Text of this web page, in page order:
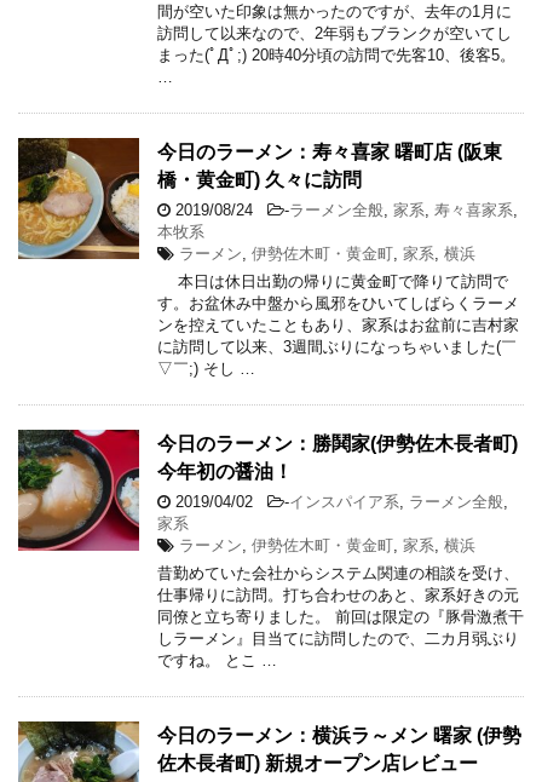
間が空いた印象は無かったのですが、去年の1月に
訪問して以来なので、2年弱もブランクが空いてし
まった(ﾟДﾟ;) 20時40分頃の訪問で先客10、後客5。
今日のラーメン：寿々喜家 曙町店 (阪東
橋・黄金町) 久々に訪問
2019/08/24 -ラーメン全般 家系 寿々喜家系
本牧系
ラーメン 伊勢佐木町・黄金町 家系 横浜
本日は休日出勤の帰りに黄金町で降りて訪問で
す。お盆休み中盤から風邪をひいてしばらくラーメ
ンを控えていたこともあり、家系はお盆前に吉村家
に訪問して以来、3週間ぶりになっちゃいました(￣
▽￣;) そし …
今日のラーメン：勝鬨家(伊勢佐木長者町)
今年初の醤油！
2019/04/02 -インスパイア系 ラーメン全般
家系
ラーメン 伊勢佐木町・黄金町 家系 横浜
昔勤めていた会社からシステム関連の相談を受け、
仕事帰りに訪問。打ち合わせのあと、家系好きの元
同僚と立ち寄りました。 前回は限定の『豚骨激煮干
しラーメン』目当てに訪問したので、二カ月弱ぶり
ですね。 とこ …
今日のラーメン：横浜ラ～メン 曙家 (伊勢
佐木長者町) 新規オープン店レビュー